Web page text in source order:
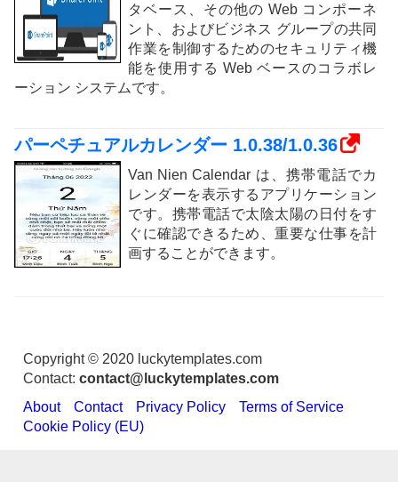
タベース、その他の Web コンポーネ
ント、およびビジネス グループの共同
作業を制御するためのセキュリティ機
能を使用する Web ベースのコラボレ
ーション システムです。
パーペチュアルカレンダー 1.0.38/1.0.36
Van Nien Calendar は、携帯電話でカ
レンダーを表示するアプリケーション
です。携帯電話で太陰太陽の日付をす
ぐに確認できるため、重要な仕事を計
画することができます。
Copyright © 2020 luckytemplates.com
Contact: contact@luckytemplates.com
About
Contact Privacy Policy
Terms of Service
Cookie Policy (EU)